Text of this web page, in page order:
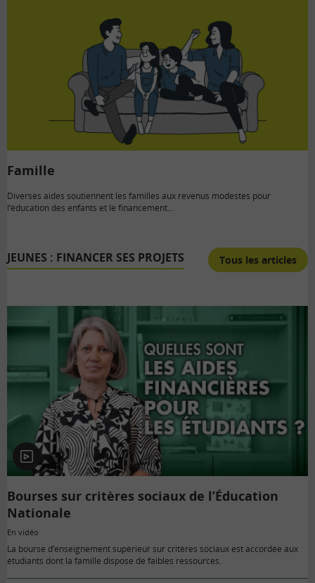
Famille
Diverses aides soutiennent les familles aux revenus modestes pour
l’éducation des enfants et le financement...
JEUNES : FINANCER SES PROJETS Tous les articles
En
vidéo
Bourses sur critères sociaux de l’Éducation
Nationale
En vidéo
La bourse d’enseignement supérieur sur critères sociaux est accordée aux
étudiants dont la famille dispose de faibles ressources.